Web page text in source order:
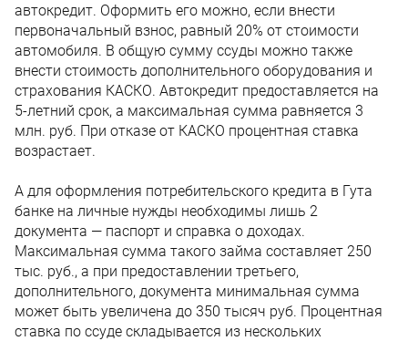
автокредит. Оформить его можно, если внести
первоначальный взнос, равный 20% от стоимости
автомобиля. В общую сумму ссуды можно также
внести стоимость дополнительного оборудования и
страхования КАСКО. Автокредит предоставляется на
5-летний срок, а максимальная сумма равняется 3
млн. руб. При отказе от КАСКО процентная ставка
возрастает.
А для оформления потребительского кредита в Гута
банке на личные нужды необходимы лишь 2
документа — паспорт и справка о доходах.
Максимальная сумма такого займа составляет 250
тыс. руб., а при предоставлении третьего,
дополнительного, документа минимальная сумма
может быть увеличена до 350 тысяч руб. Процентная
ставка по ссуде складывается из нескольких